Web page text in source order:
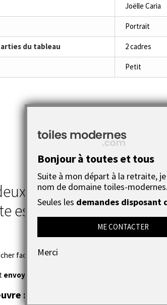
Joëlle Caria
Portrait
du tableau 2 cadres
Petit
tableaux
est l'intitulée de cette
beaucoup
facilement au mur grâce à des attaches à
envoyés rapidement
:
Bonjour à toutes et tous
Suite à mon départ à la retraite,
nom de domaine toiles-
Seules les demandes disposant
ME CONTACTER
Merci